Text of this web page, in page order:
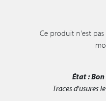
Ce produit n'est
État :
Traces d'usures